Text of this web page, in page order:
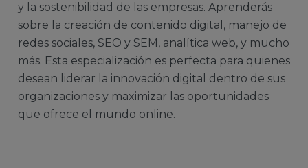
y la sostenibilidad de las empresas. Aprenderás
sobre la creación de contenido digital, manejo de
redes sociales, SEO y SEM, analítica web, y mucho
más. Esta especialización es perfecta para quienes
desean liderar la innovación digital dentro de sus
organizaciones y maximizar las oportunidades
que ofrece el mundo online.